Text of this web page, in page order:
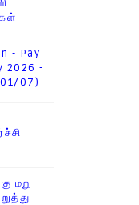
- Pay
2026 -
07)
மறு